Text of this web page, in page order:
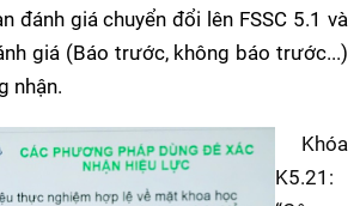
đánh giá chuyển đổi lên FSSC 5.1 và
giá (Báo trước, không báo trước...)
nhận.
Khóa
K5.21: